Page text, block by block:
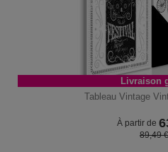
Livraison
Tableau Vintage
À partir de
89,49